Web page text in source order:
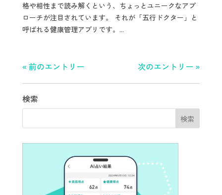
格や相性まで読み解くという、ちょっとユニークなアプ
ローチが注目されています。 それが「五行ドクター」と
呼ばれる健康管理アプリです。...
« 前のエントリー 次のエントリー »
検索